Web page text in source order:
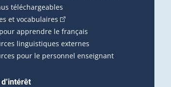
téléchargeables
et vocabulaires (Cet hyperlien externe s'ouvrira
apprendre le français
linguistiques externes
pour le personnel enseignant